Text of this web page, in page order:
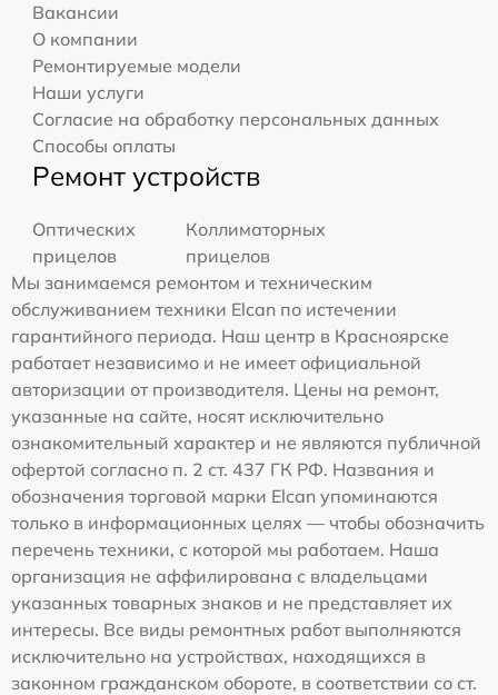
Вакансии
О компании
Ремонтируемые модели
Наши услуги
Согласие на обработку персональных данных
Способы оплаты
Ремонт устройств
Оптических
прицелов
Коллиматорных
прицелов
Мы занимаемся ремонтом и техническим
обслуживанием техники Elcan по истечении
гарантийного периода. Наш центр в Красноярске
работает независимо и не имеет официальной
авторизации от производителя. Цены на ремонт,
указанные на сайте, носят исключительно
ознакомительный характер и не являются публичной
офертой согласно п. 2 ст. 437 ГК РФ. Названия и
обозначения торговой марки Elcan упоминаются
только в информационных целях — чтобы обозначить
перечень техники, с которой мы работаем. Наша
организация не аффилирована с владельцами
указанных товарных знаков и не представляет их
интересы. Все виды ремонтных работ выполняются
исключительно на устройствах, находящихся в
законном гражданском обороте, в соответствии со ст.